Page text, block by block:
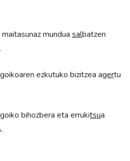
mundua salbatzen
ezkutuko bizitzea agertu
bihozbera eta errukitsua